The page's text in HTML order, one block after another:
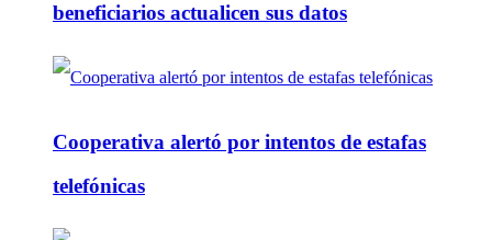
beneficiarios actualicen sus datos
Cooperativa alertó por intentos de estafas
telefónicas